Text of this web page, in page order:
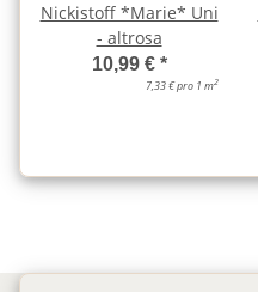
Nickistoff *Marie* Uni
- altrosa
10,99 € *
7,33 € pro 1 m2